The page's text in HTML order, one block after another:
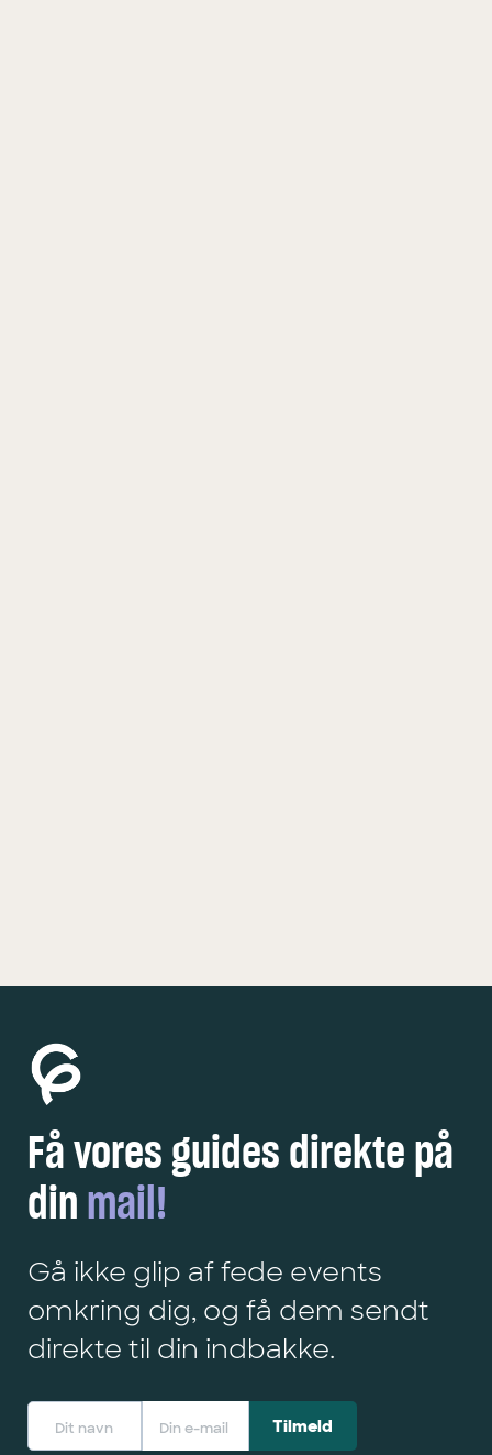
Få vores guides direkte på
din mail!
Gå ikke glip af fede events
omkring dig, og få dem sendt
direkte til din indbakke.